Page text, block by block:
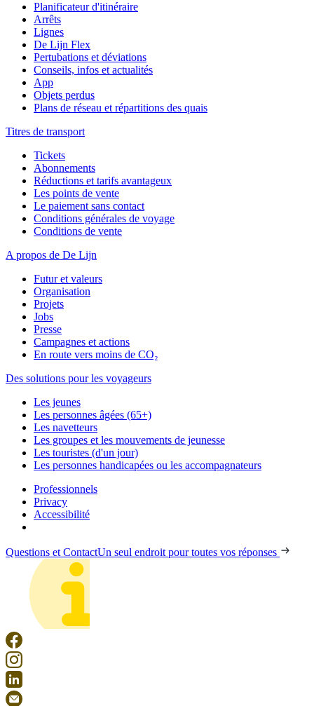
Planificateur d'itinéraire
Arrêts
Lignes
De Lijn Flex
Pertubations et déviations
Conseils, infos et actualités
App
Objets perdus
Plans de réseau et répartitions des quais
Titres de transport
Tickets
Abonnements
Réductions et tarifs avantageux
Les points de vente
Le paiement sans contact
Conditions générales de voyage
Conditions de vente
A propos de De Lijn
Futur et valeurs
Organisation
Projets
Jobs
Presse
Campagnes et actions
En route vers moins de CO₂
Des solutions pour les voyageurs
Les jeunes
Les personnes âgées (65+)
Les navetteurs
Les groupes et les mouvements de jeunesse
Les touristes (d'un jour)
Les personnes handicapées ou les accompagnateurs
Professionnels
Privacy
Accessibilité
Questions et ContactUn seul endroit pour toutes vos réponses